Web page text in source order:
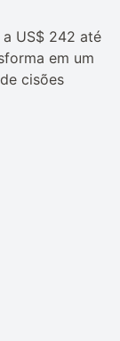
US$ 242 até
em um
cisões